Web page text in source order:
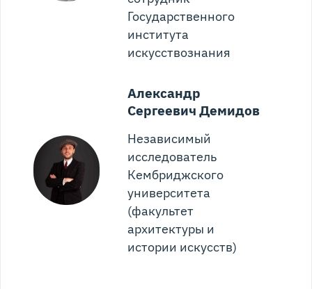
Государственного
института
искусствознания
Александр
Сергеевич Демидов
Независимый
исследователь
Кембриджского
университета
(факультет
архитектуры и
истории искусств)